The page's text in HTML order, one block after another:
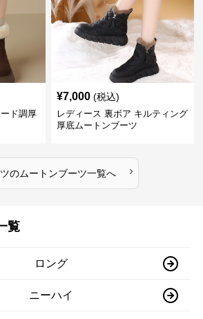
ド調厚
¥7,000 (税込)
レディース 裏ボア キルティング
厚底ムートンブーツ
のムートンブーツ一覧へ ›
覧
ロング
ニーハイ